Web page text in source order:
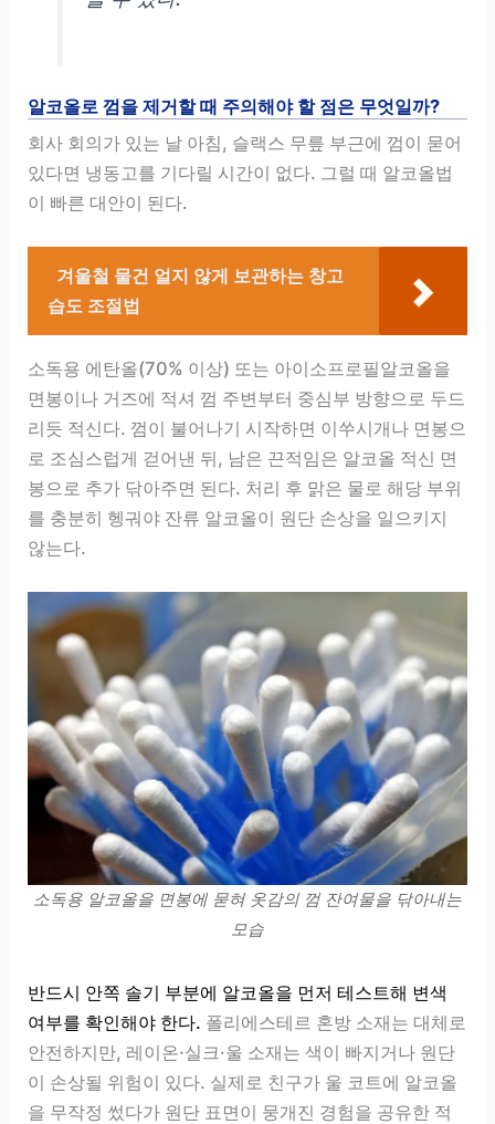
알코올로 껌을 제거할 때 주의해야 할 점은 무엇일까?
회사 회의가 있는 날 아침, 슬랙스 무릎 부근에 껌이 묻어
있다면 냉동고를 기다릴 시간이 없다. 그럴 때 알코올법
이 빠른 대안이 된다.
겨울철 물건 얼지 않게 보관하는 창고
습도 조절법
소독용 에탄올(70% 이상) 또는 아이소프로필알코올을
면봉이나 거즈에 적셔 껌 주변부터 중심부 방향으로 두드
리듯 적신다. 껌이 불어나기 시작하면 이쑤시개나 면봉으
로 조심스럽게 걷어낸 뒤, 남은 끈적임은 알코올 적신 면
봉으로 추가 닦아주면 된다. 처리 후 맑은 물로 해당 부위
를 충분히 헹궈야 잔류 알코올이 원단 손상을 일으키지
않는다.
소독용 알코올을 면봉에 묻혀 옷감의 껌 잔여물을 닦아내는
모습
반드시 안쪽 솔기 부분에 알코올을 먼저 테스트해 변색
여부를 확인해야 한다. 폴리에스테르 혼방 소재는 대체로
안전하지만, 레이온·실크·울 소재는 색이 빠지거나 원단
이 손상될 위험이 있다. 실제로 친구가 울 코트에 알코올
을 무작정 썼다가 원단 표면이 뭉개진 경험을 공유한 적